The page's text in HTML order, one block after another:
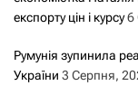
експорту цін і курсу6
Румунія зупинила
України 3 Серпня,